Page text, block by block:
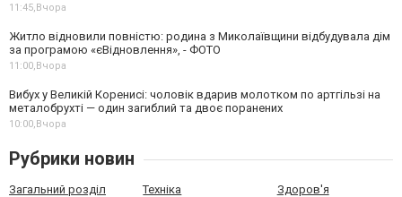
11:45,Вчора
Житло відновили повністю: родина з Миколаївщини відбудувала дім
за програмою «єВідновлення», - ФОТО
11:00,Вчора
Вибух у Великій Коренисі: чоловік вдарив молотком по артгільзі на
металобрухті — один загиблий та двоє поранених
10:00,Вчора
Рубрики новин
Загальний розділ Техніка Здоров'я